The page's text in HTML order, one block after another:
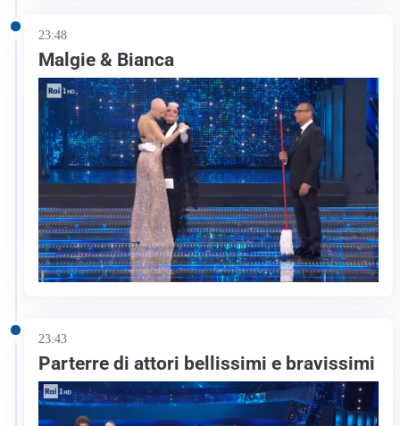
23:48
Malgie & Bianca
23:43
Parterre di attori bellissimi e bravissimi